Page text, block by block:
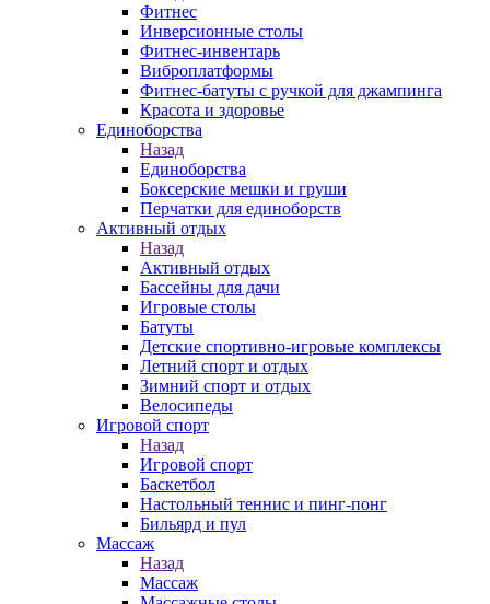
Фитнес
Инверсионные столы
Фитнес-инвентарь
Виброплатформы
Фитнес-батуты с ручкой для джампинга
Красота и здоровье
Единоборства
Назад
Единоборства
Боксерские мешки и груши
Перчатки для единоборств
Активный отдых
Назад
Активный отдых
Бассейны для дачи
Игровые столы
Батуты
Детские спортивно-игровые комплексы
Летний спорт и отдых
Зимний спорт и отдых
Велосипеды
Игровой спорт
Назад
Игровой спорт
Баскетбол
Настольный теннис и пинг-понг
Бильярд и пул
Массаж
Назад
Массаж